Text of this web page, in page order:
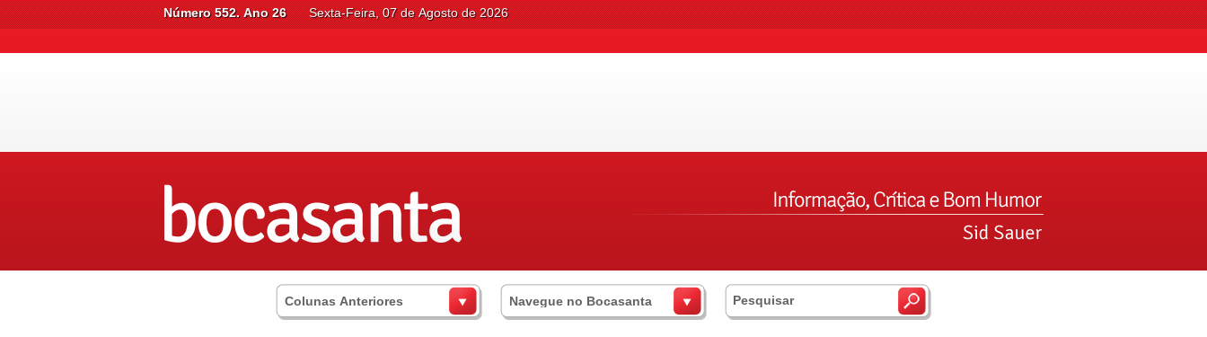
Número 552. Ano 26 Sexta-Feira, 07 de Agosto de 2026
Colunas Anteriores Navegue no Bocasanta